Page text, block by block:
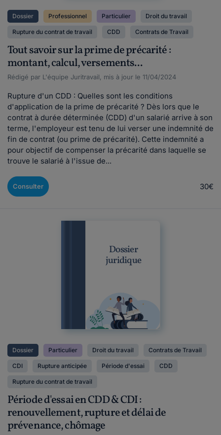
Dossier Professionnel Particulier Droit du travail
Rupture du contrat de travail CDD Contrats de Travail
Tout savoir sur la prime de précarité :
montant, calcul, versements...
Rédigé par L'équipe Juritravail, mis à jour le 11/04/2024
Rupture d'un CDD : Quelles sont les conditions
d'application de la prime de précarité ? Dès lors que le
contrat à durée déterminée (CDD) d'un salarié arrive à son
terme, l'employeur est tenu de lui verser une indemnité de
fin de contrat (ou prime de précarité). Cette indemnité a
pour objectif de compenser la précarité dans laquelle se
trouve le salarié à l'issue de...
Consulter 30€
Dossier
juridique
Dossier Particulier Droit du travail Contrats de Travail
CDI Rupture anticipée Période d'essai CDD
Rupture du contrat de travail
Période d'essai en CDD & CDI :
renouvellement, rupture et délai de
prévenance, chômage